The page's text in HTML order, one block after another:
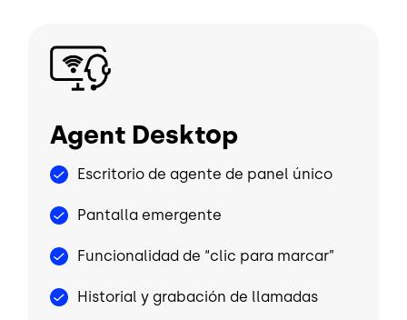
Image
Agent Desktop
Escritorio de agente de panel único
Pantalla emergente
Funcionalidad de “clic para marcar”
Historial y grabación de llamadas